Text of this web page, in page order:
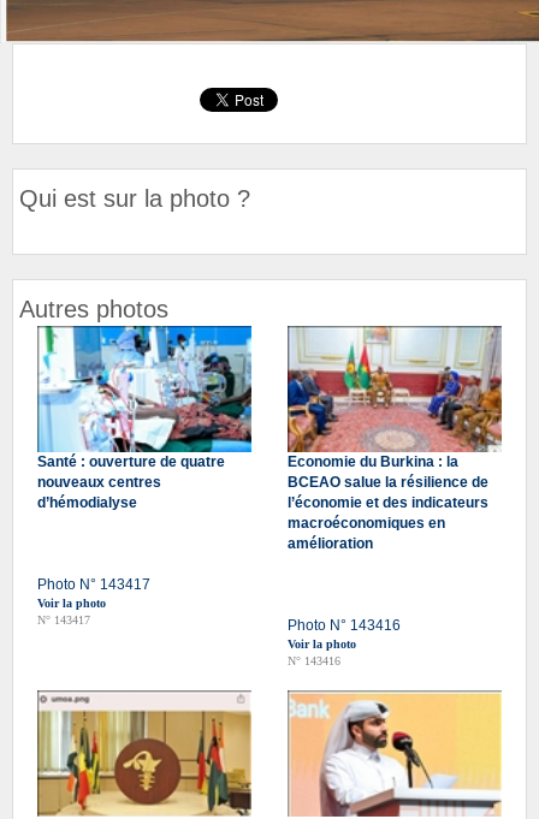
Qui est sur la photo ?
Autres photos
Santé : ouverture de quatre
nouveaux centres
d’hémodialyse
Photo N° 143417
Voir la photo
N° 143417
Economie du Burkina : la
BCEAO salue la résilience de
l’économie et des indicateurs
macroéconomiques en
amélioration
Photo N° 143416
Voir la photo
N° 143416